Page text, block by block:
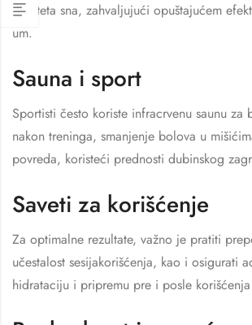
kvaliteta sna, zahvaljujući opuštajućem
um.
Sauna i sport
Sportisti često koriste infracrvenu saunu za
nakon treninga, smanjenje bolova u
povreda, koristeći prednosti dubinskog
Saveti za korišćenje
Za optimalne rezultate, važno je pratiti
učestalost sesijakorišćenja, kao i osigurati
hidrataciju i pripremu pre i posle korišćenja